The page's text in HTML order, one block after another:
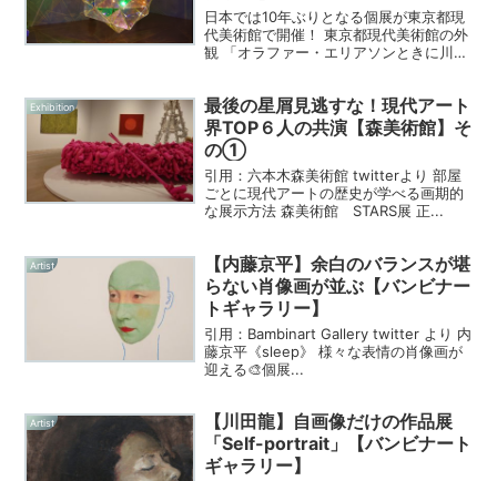
日本では10年ぶりとなる個展が東京都現
代美術館で開催！ 東京都現代美術館の外
観 「オラファー・エリアソンときに川は
Exhibition
最後の星屑見逃すな！現代アート
界TOP６人の共演【森美術館】そ
の①
引用：六本木森美術館 twitterより 部屋
ごとに現代アートの歴史が学べる画期的
な展示方法 森美術館 STARS展 正...
Artist
【内藤京平】余白のバランスが堪
らない肖像画が並ぶ【バンビナー
トギャラリー】
引用：Bambinart Gallery twitter より 内
藤京平《sleep》 様々な表情の肖像画が
迎える🎨個展...
Artist
【川田龍】自画像だけの作品展
「Self-portrait」【バンビナート
ギャラリー】